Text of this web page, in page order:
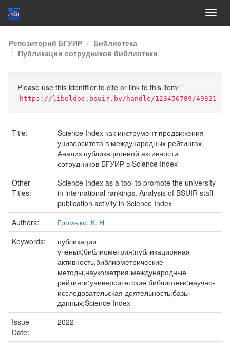
Skip
navigation
Репозиторий БГУИР
Библиотека
Публикации сотрудников библиотеки
Please use this identifier to cite or link to this item:
https://libeldoc.bsuir.by/handle/123456789/49321
Title:
Science Index как инструмент продвижения
университета в международных рейтингах.
Анализ публикационной активности
сотрудников БГУИР в Science Index
Other
Titles:
Science Index as a tool to promote the university
in international rankings. Analysis of BSUIR staff
publication activity in Science Index
Authors:
Громыко, К. Н.
Keywords:
публикации
ученых;библиометрия;публикационная
активность;библиометрические
методы;наукометрия;международные
рейтинги;университетские библиотеки;научно-
исследовательская деятельность;базы
данных;Science Index
Issue
Date:
2022